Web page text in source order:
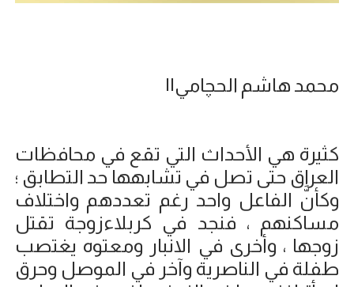
محمد هاشم الحچامي||
كثيرة هي الأحداث التي تقع في محافظات
العراق حتى تصل في تشابهها حد التطابق ؛
وكأنَّ الفاعل واحد رغم تعددهم واختلاف
مساكنهم ، فنجد في كربلاءزوجة تقتل
زوجها ، وأخرى في الانبار ومعتوه يغتصب
طفلة في الناصرية وآخر في الموصل وحرق